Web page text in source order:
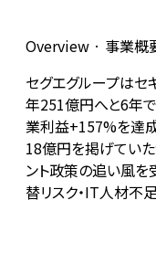
Overview · 事業概
セグエグループはセ
年251億円へと6年
業利益+157%を達
18億円を掲げてい
ント政策の追い風を
替リスク・IT人材不